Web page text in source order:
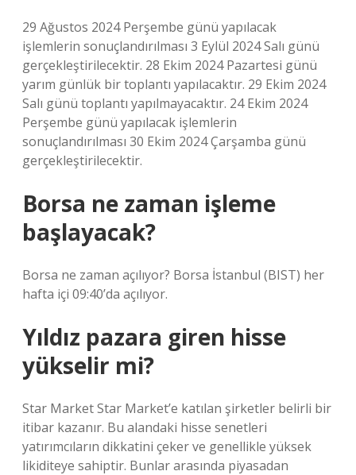
29 Ağustos 2024 Perşembe günü yapılacak
işlemlerin sonuçlandırılması 3 Eylül 2024 Salı günü
gerçekleştirilecektir. 28 Ekim 2024 Pazartesi günü
yarım günlük bir toplantı yapılacaktır. 29 Ekim 2024
Salı günü toplantı yapılmayacaktır. 24 Ekim 2024
Perşembe günü yapılacak işlemlerin
sonuçlandırılması 30 Ekim 2024 Çarşamba günü
gerçekleştirilecektir.
Borsa ne zaman işleme
başlayacak?
Borsa ne zaman açılıyor? Borsa İstanbul (BIST) her
hafta içi 09:40’da açılıyor.
Yıldız pazara giren hisse
yükselir mi?
Star Market Star Market’e katılan şirketler belirli bir
itibar kazanır. Bu alandaki hisse senetleri
yatırımcıların dikkatini çeker ve genellikle yüksek
likiditeye sahiptir. Bunlar arasında piyasadan